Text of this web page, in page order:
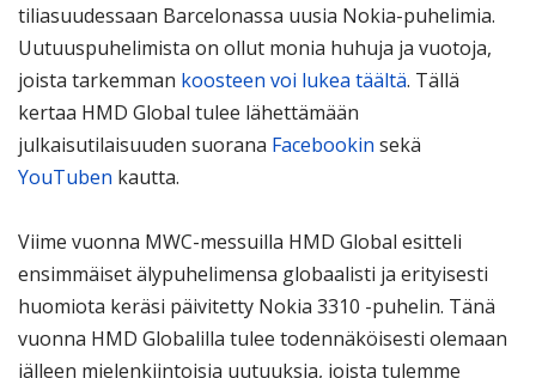
tiliasuudessaan Barcelonassa uusia Nokia-puhelimia.
Uutuuspuhelimista on ollut monia huhuja ja vuotoja,
joista tarkemman koosteen voi lukea täältä. Tällä
kertaa HMD Global tulee lähettämään
julkaisutilaisuuden suorana Facebookin sekä
YouTuben kautta.
Viime vuonna MWC-messuilla HMD Global esitteli
ensimmäiset älypuhelimensa globaalisti ja erityisesti
huomiota keräsi päivitetty Nokia 3310 -puhelin. Tänä
vuonna HMD Globalilla tulee todennäköisesti olemaan
jälleen mielenkiintoisia uutuuksia, joista tulemme